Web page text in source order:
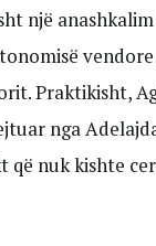
një
Praktikisht,
nga
që nuk kishte